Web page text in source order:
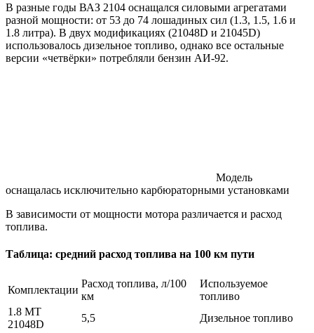
В разные годы ВАЗ 2104 оснащался силовыми агрегатами
разной мощности: от 53 до 74 лошадиных сил (1.3, 1.5, 1.6 и
1.8 литра). В двух модификациях (21048D и 21045D)
использовалось дизельное топливо, однако все остальные
версии «четвёрки» потребляли бензин АИ-92.
Модель
оснащалась исключительно карбюраторными установками
В зависимости от мощности мотора различается и расход
топлива.
Таблица: средний расход топлива на 100 км пути
Комплектации
Расход топлива, л/100
км
Используемое
топливо
1.8 MT
21048D
5,5
Дизельное топливо